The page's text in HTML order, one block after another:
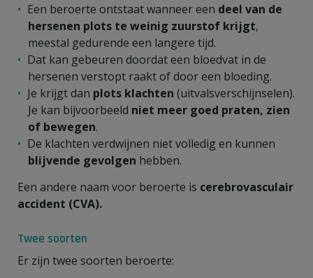
Een beroerte ontstaat wanneer een deel van de
hersenen plots te weinig zuurstof krijgt,
meestal gedurende een langere tijd.
Dat kan gebeuren doordat een bloedvat in de
hersenen verstopt raakt of door een bloeding.
Je krijgt dan plots klachten (uitvalsverschijnselen).
Je kan bijvoorbeeld niet meer goed praten, zien
of bewegen.
De klachten verdwijnen niet volledig en kunnen
blijvende gevolgen hebben.
Een andere naam voor beroerte is cerebrovasculair
accident (CVA).
Twee soorten
Er zijn twee soorten beroerte: